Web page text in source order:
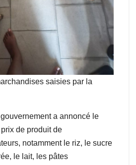
saisies par la
a annoncé le
de produit de
notamment le riz, le sucre
le lait, les pâtes